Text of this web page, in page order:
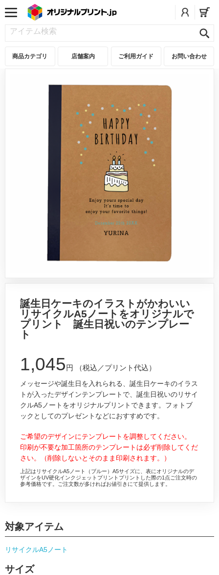
商品カテゴリ 店舗案内 ご利用ガイド お問い合わせ
誕生日ケーキのイラストがかわいい
リサイクルA5ノートをオリジナルで
プリント 誕生日祝いのテンプレー
ト
1,045円 （税込／プリント代込）
メッセージや誕生日を入れられる、誕生日ケーキのイラス
トが入ったデザインテンプレートで、誕生日祝いのリサイ
クルA5ノートをオリジナルプリントできます。フォトブ
ックとしてのプレゼントなどにおすすめです。
ご希望のデザインにテンプレートを調整してください。
印刷が不要な加工箇所のテンプレートは必ず削除してくだ
さい。（削除しないとそのまま印刷されます。）
上記はリサイクルA5ノート（ブルー）A5サイズに、表にオリジナルのデ
ザインをUV硬化インクジェットプリントプリントした際の1点ご注文時の
参考価格です。ご注文数が多ければお値引きにて提供します。
対象アイテム
リサイクルA5ノート
サイズ